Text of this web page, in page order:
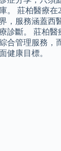
。 莊柏醫療在
，服務涵蓋西
診斷。 莊柏醫
合管理服務，
健康目標。